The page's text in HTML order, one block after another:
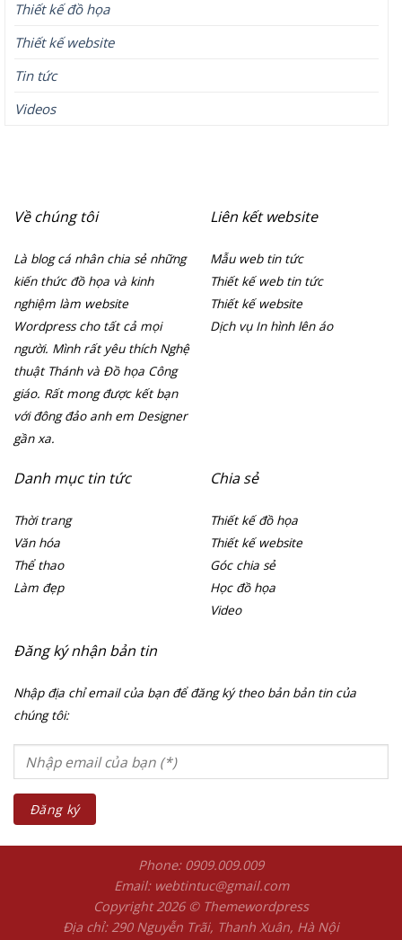
Thiết kế đồ họa
Thiết kế website
Tin tức
Videos
Về chúng tôi
Là blog cá nhân chia sẻ những
kiến thức đồ họa và kinh
nghiệm làm website
Wordpress cho tất cả mọi
người. Mình rất yêu thích Nghệ
thuật Thánh và Đồ họa Công
giáo. Rất mong được kết bạn
với đông đảo anh em Designer
gần xa.
Liên kết website
Mẫu web tin tức
Thiết kế web tin tức
Thiết kế website
Dịch vụ In hình lên áo
Danh mục tin tức
Thời trang
Văn hóa
Thể thao
Làm đẹp
Chia sẻ
Thiết kế đồ họa
Thiết kế website
Góc chia sẻ
Học đồ họa
Video
Đăng ký nhận bản tin
Nhập địa chỉ email của bạn để đăng ký theo bản bản tin của
chúng tôi:
Phone: 0909.009.009
Email: webtintuc@gmail.com
Copyright 2026 © Themewordpress
Địa chỉ: 290 Nguyễn Trãi, Thanh Xuân, Hà Nội